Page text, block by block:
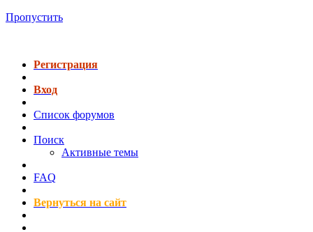
Пропустить
Регистрация
Вход
Список форумов
Поиск
Активные темы
FAQ
Вернуться на сайт